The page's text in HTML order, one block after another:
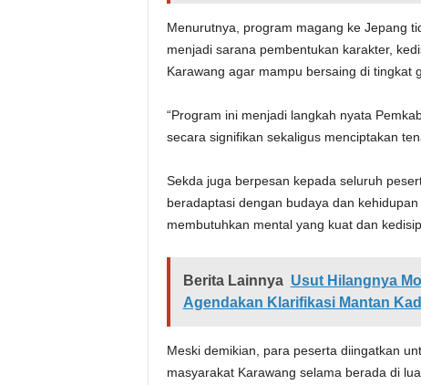
Menurutnya, program magang ke Jepang
menjadi sarana pembentukan karakter,
Karawang agar mampu bersaing di tingkat
“Program ini menjadi langkah nyata
secara signifikan sekaligus menciptakan
Sekda juga berpesan kepada seluruh
beradaptasi dengan budaya dan
membutuhkan mental yang kuat dan
Berita Lainnya Usut Hilangnya
Agendakan Klarifikasi Mantan
Meski demikian, para peserta diingatkan
masyarakat Karawang selama berada di